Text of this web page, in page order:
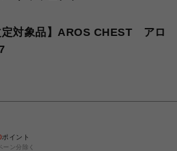
定対象品】AROS CHEST アロ
ポイント
ン分除く